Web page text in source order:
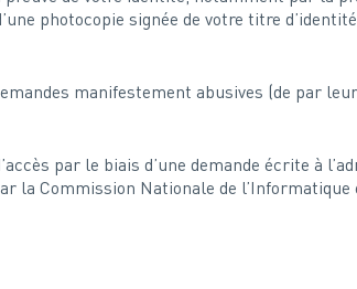
photocopie signée de votre titre
manifestement abusives (de par
par le biais d’une demande écrite à
Commission Nationale de l’Informatique